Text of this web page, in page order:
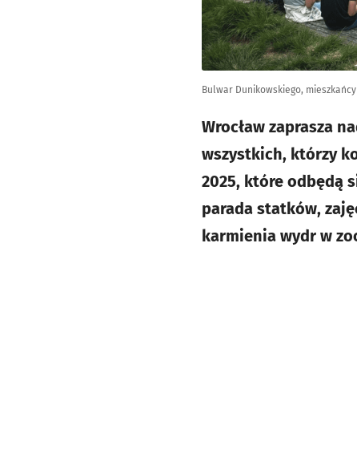
Bulwar Dunikowskiego,
Wrocław zaprasza
wszystkich, którzy
2025, które odbędą
parada statków,
karmienia wydr w